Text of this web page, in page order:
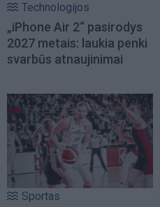
Technologijos
„iPhone Air 2“ pasirodys
2027 metais: laukia penki
svarbūs atnaujinimai
Sportas